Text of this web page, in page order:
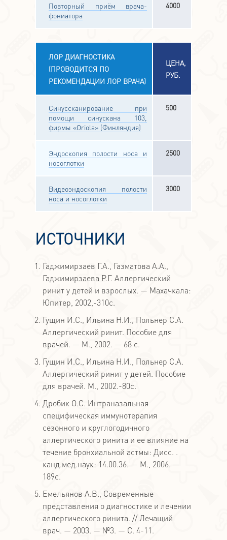
Повторный приём врача-
фониатора
4000
ЛОР ДИАГНОСТИКА
(ПРОВОДИТСЯ ПО
РЕКОМЕНДАЦИИ ЛОР ВРАЧА)
ЦЕНА,
РУБ.
Синуссканирование при
помощи синускана 103,
фирмы «Oriola» (Финляндия)
500
Эндоскопия полости носа и
носоглотки
2500
Видеоэндоскопия полости
носа и носоглотки
3000
ИСТОЧНИКИ
Гаджимирзаев Г.А., Газматова А.А.,
Гаджимирзаева Р.Г. Аллергический
ринит у детей и взрослых. — Махачкала:
Юпитер, 2002,-310с.
Гущин И.С., Ильина Н.И., Польнер С.А.
Аллергический ринит. Пособие для
врачей. — М., 2002. — 68 с.
Гущин И.С., Ильина Н.И., Польнер С.А.
Аллергический ринит у детей. Пособие
для врачей. М., 2002.-80с.
Дробик О.С. Интраназальная
специфическая иммунотерапия
сезонного и круглогодичного
аллергического ринита и ее влияние на
течение бронхиальной астмы: Дисс. .
канд.мед.наук: 14.00.36. — М., 2006. —
189с.
Емельянов A.B., Современные
представления о диагностике и лечении
аллергического ринита. // Лечащий
врач. — 2003. — №3. — С. 4-11.